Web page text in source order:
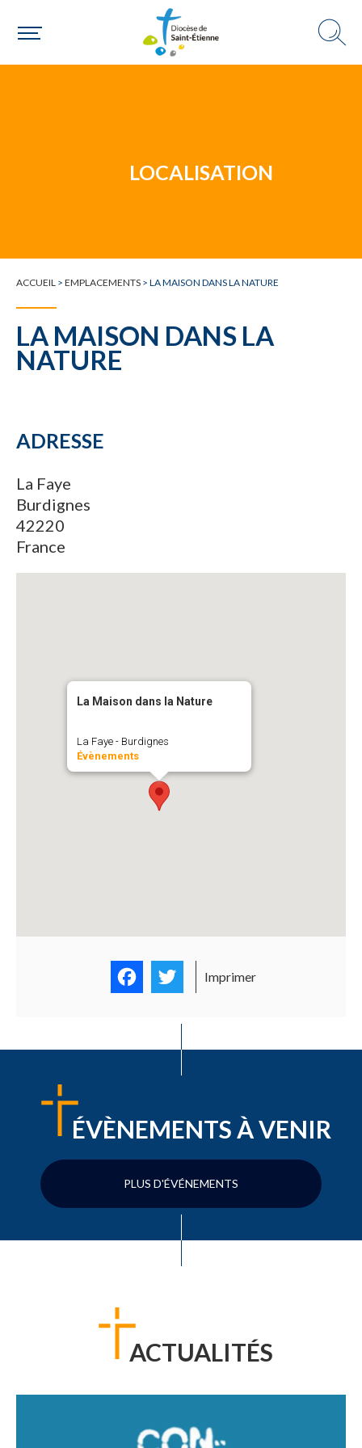
LOCALISATION
ACCUEIL > EMPLACEMENTS > LA MAISON DANS LA NATURE
LA MAISON DANS LA
NATURE
ADRESSE
La Faye
Burdignes
42220
France
La Maison dans la Nature
La Faye - Burdignes
Évènements
FacebookTwitter
Imprimer
ÉVÈNEMENTS À VENIR
PLUS D'ÉVÉNEMENTS
ACTUALITÉS